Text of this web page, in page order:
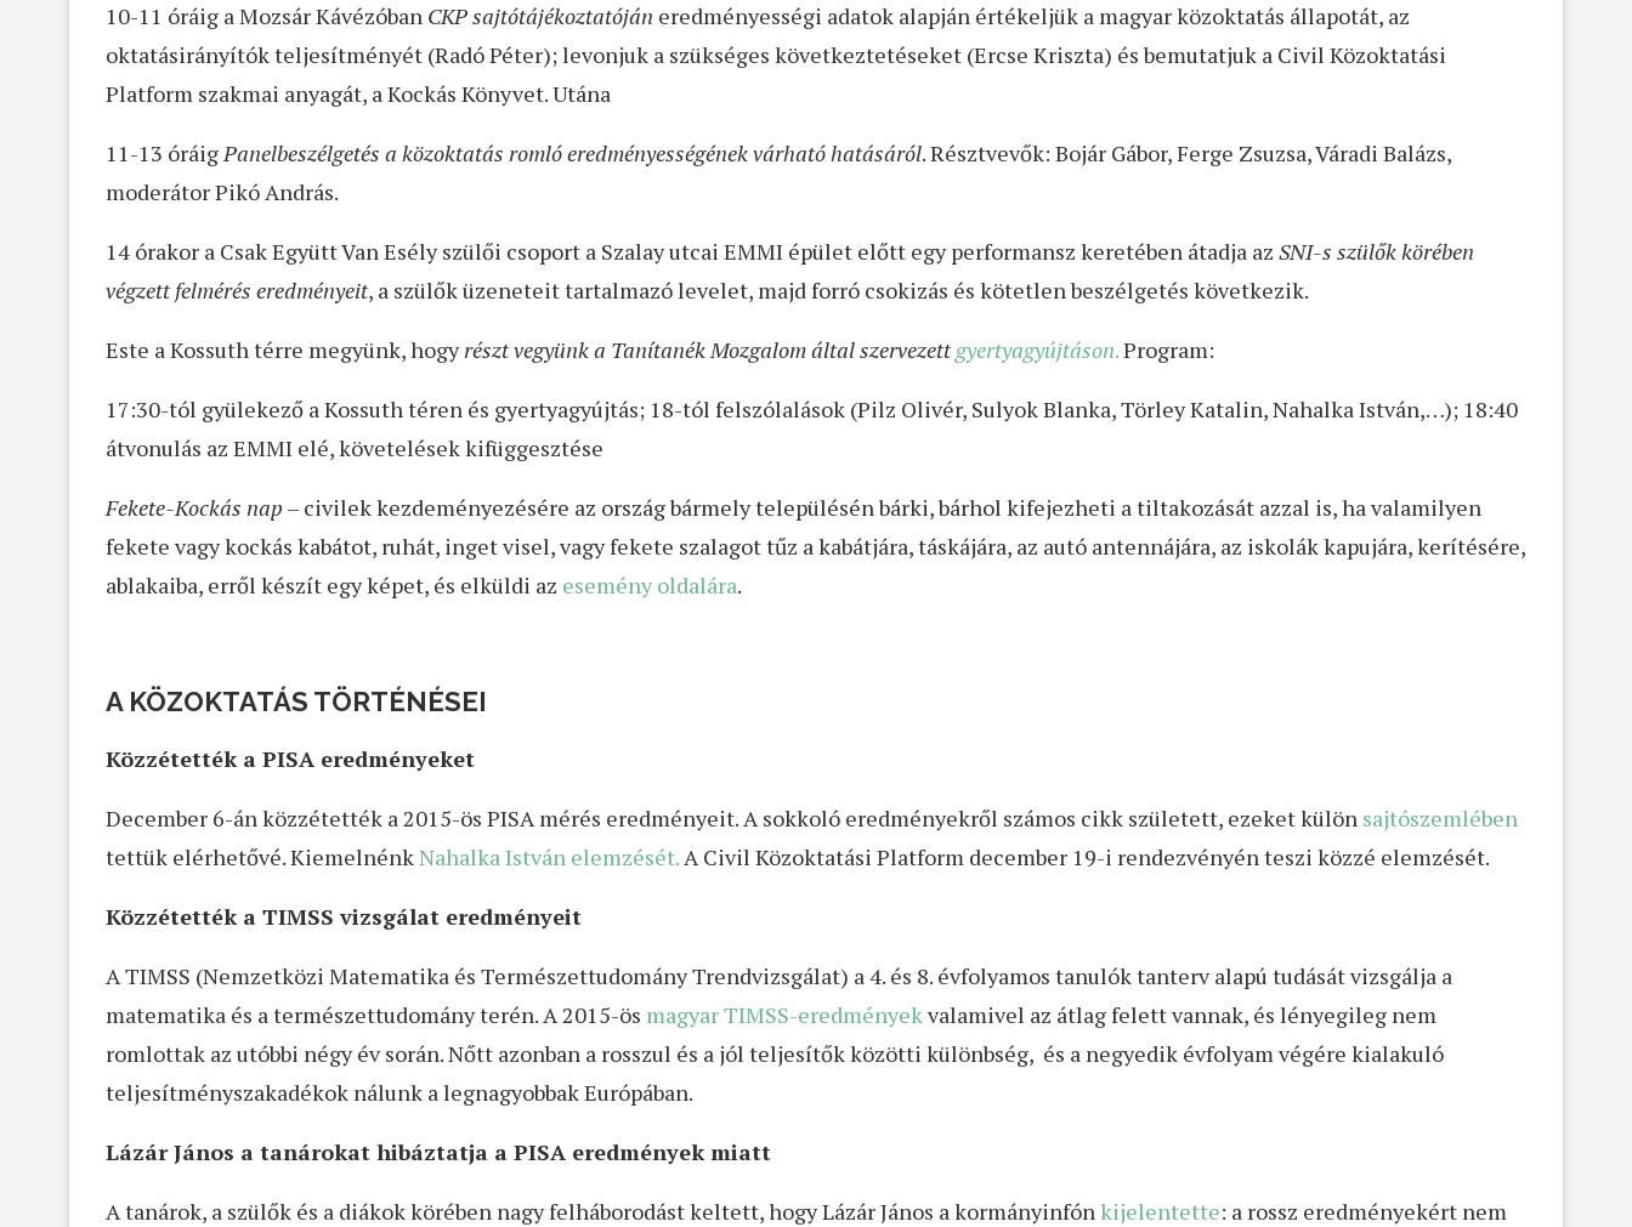
10-11 óráig a Mozsár Kávézóban CKP sajtótájékoztatóján eredményességi adatok alapján értékeljük a magyar közoktatás állapotát, az
oktatásirányítók teljesítményét (Radó Péter); levonjuk a szükséges következtetéseket (Ercse Kriszta) és bemutatjuk a Civil Közoktatási
Platform szakmai anyagát, a Kockás Könyvet. Utána
11-13 óráigPanelbeszélgetés a közoktatás romló eredményességének várható hatásáról. Résztvevők: Bojár Gábor, Ferge Zsuzsa, Váradi Balázs,
moderátor Pikó András.
14 órakor a Csak Együtt Van Esély szülői csoport a Szalay utcai EMMI épület előtt egy performansz keretében átadja az SNI-s szülők körében
végzett felmérés eredményeit, a szülők üzeneteit tartalmazó levelet, majd forró csokizás és kötetlen beszélgetés következik.
Este a Kossuth térre megyünk, hogyrészt vegyünk a Tanítanék Mozgalom által szervezettgyertyagyújtáson.Program:
17:30-tól gyülekező a Kossuth téren és gyertyagyújtás; 18-tól felszólalások (Pilz Olivér, Sulyok Blanka, Törley Katalin, Nahalka István,…); 18:40
átvonulás az EMMI elé, követelések kifüggesztése
Fekete-Kockás nap – civilek kezdeményezésére az ország bármely településén bárki, bárhol kifejezheti a tiltakozását azzal is, ha valamilyen
fekete vagy kockás kabátot, ruhát, inget visel, vagy fekete szalagot tűz a kabátjára, táskájára, az autó antennájára, az iskolák kapujára, kerítésére,
ablakaiba, erről készít egy képet, és elküldi az esemény oldalára.
A KÖZOKTATÁS TÖRTÉNÉSEI
Közzétették a PISA eredményeket
December 6-án közzétették a 2015-ös PISA mérés eredményeit. A sokkoló eredményekről számos cikk született, ezeket külön sajtószemlében
tettük elérhetővé. KiemelnénkNahalka István elemzését.A Civil Közoktatási Platform december 19-i rendezvényén teszi közzé elemzését.
Közzétették a TIMSS vizsgálat eredményeit
A TIMSS (Nemzetközi Matematika és Természettudomány Trendvizsgálat) a 4. és 8. évfolyamos tanulók tanterv alapú tudását vizsgálja a
matematika és a természettudomány terén. A 2015-ös magyar TIMSS-eredményekvalamivel az átlag felett vannak, és lényegileg nem
romlottak az utóbbi négy év során. Nőtt azonban a rosszul és a jól teljesítők közötti különbség, és a negyedik évfolyam végére kialakuló
teljesítményszakadékok nálunk a legnagyobbak Európában.
Lázár János a tanárokat hibáztatja a PISA eredmények miatt
A tanárok, a szülők és a diákok körében nagy felháborodást keltett, hogy Lázár János a kormányinfónkijelentette: a rossz eredményekért nem